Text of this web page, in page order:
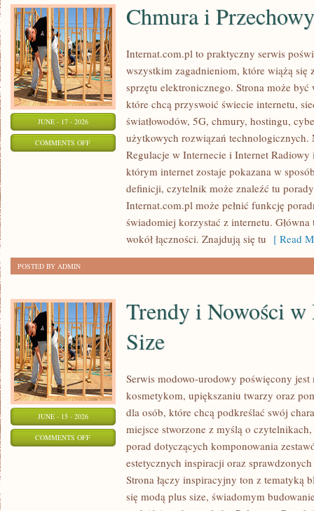
JUNE - 17 - 2026
COMMENTS OFFON
PRZECHOWYWANIE
Chmura i
Internat.com.pl to praktyczny serwis
wszystkim zagadnieniom, które wiążą się
sprzętu elektronicznego. Strona może
które chcą przyswoić świecie internetu,
światłowodów, 5G, chmury, hostingu,
użytkowych rozwiązań technologicznych.
Regulacje w Internecie i Internet
którym internet zostaje pokazana w
definicji, czytelnik może znaleźć tu
Internat.com.pl może pełnić funkcję
świadomiej korzystać z internetu.
wokół łączności. Znajdują się tu [ Read
POSTED BY ADMIN
JUNE - 15 - 2026
COMMENTS OFFON
Trendy i Nowości w
Size
Serwis modowo-urodowy poświęcony
kosmetykom, upiększaniu twarzy oraz
dla osób, które chcą podkreślać swój
miejsce stworzone z myślą o
porad dotyczących komponowania
estetycznych inspiracji oraz
Strona łączy inspiracyjny ton z tematyką
się modą plus size, świadomym